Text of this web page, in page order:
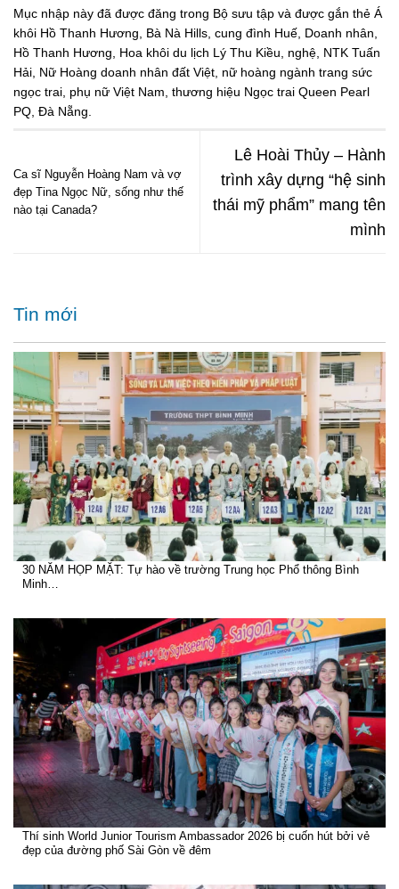
Mục nhập này đã được đăng trong Bộ sưu tập và được gắn thẻ Á
khôi Hồ Thanh Hương
Bà Nà Hills cung đình Huế Doanh nhân
Hồ Thanh Hương
Hoa khôi du lịch Lý Thu Kiều nghệ NTK Tuấn
Hải Nữ Hoàng doanh nhân đất Việt nữ hoàng ngành trang sức
ngọc trai phụ nữ Việt Nam thương hiệu Ngọc trai Queen Pearl
PQ Đà Nẵng
Ca sĩ Nguyễn Hoàng Nam và vợ
đẹp Tina Ngọc Nữ, sống như thế
nào tại Canada?
Lê Hoài Thủy – Hành
trình xây dựng “hệ sinh
thái mỹ phẩm” mang tên
mình
Tin mới
30 NĂM HỌP MẶT: Tự hào về trường Trung học Phổ thông Bình
Minh…
Thí sinh World Junior Tourism Ambassador 2026 bị cuốn hút bởi vẻ
đẹp của đường phố Sài Gòn về đêm